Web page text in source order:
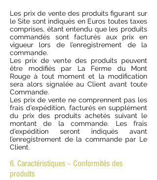
Les prix de vente des produits figurant sur
le Site sont indiqués en Euros toutes taxes
comprises, étant entendu que les produits
commandés sont facturés aux prix en
vigueur lors de l’enregistrement de la
commande.
Les prix de vente des produits peuvent
être modifiés par La Ferme du Mont
Rouge à tout moment et la modification
sera alors signalée au Client avant toute
Commande.
Les prix de vente ne comprennent pas les
frais d’expédition, facturés en supplément
du prix des produits achetés suivant le
montant de la commande. Les frais
d’expédition seront indiqués avant
l’enregistrement de la commande par Le
Client.
6. Caractéristiques – Conformités des
produits